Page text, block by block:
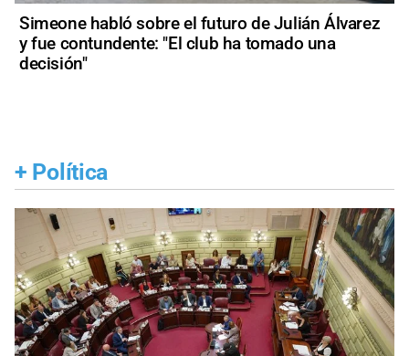
Simeone habló sobre el futuro de Julián Álvarez
y fue contundente: "El club ha tomado una
decisión"
+ Política